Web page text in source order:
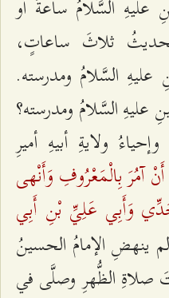
السَّلامُ ساعةً أَو
ثلاثَ ساعاتٍ،
السَّلامُ ومدرسته.
علیهِ السَّلامُ ومدرسته؟
ولایةِ أبیهِ أمیرِ
آمُرَ بِالْمَعْرُوفِ وَأَنْهى
وَأَبِي عَلِيِّ بْنِ أَبِي
ینهضِ الإمامُ الحسینُ
صلاةِ الظُّهرِ وصلَّى في